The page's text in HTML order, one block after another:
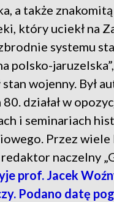
a także
który uciekł na
systemu
polsko-
stan wojenny. Był
działał w
i seminariach
Przez
naczelny
prof. Jacek
Podano datę